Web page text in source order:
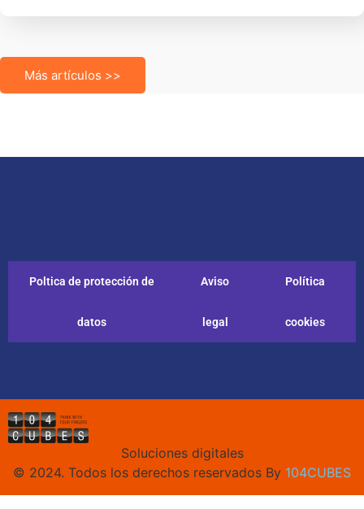
Más artículos >>
Poltica de protección de
datos
Aviso
legal
Política
cookies
Soluciones digitales
© 2024. Todos los derechos reservados By 104CUBES